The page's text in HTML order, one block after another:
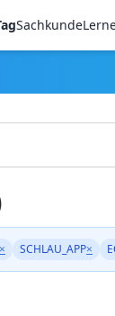
Sachkunde
× SCHLAU_APP×